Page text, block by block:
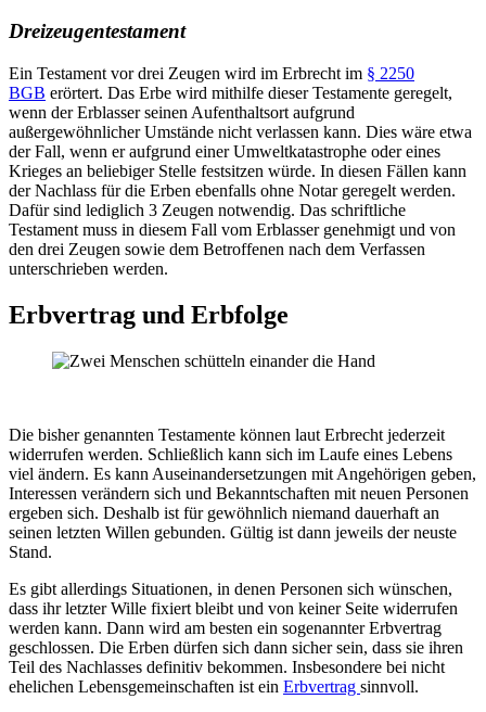
Dreizeugentestament
Ein Testament vor drei Zeugen wird im Erbrecht im § 2250
BGB erörtert. Das Erbe wird mithilfe dieser Testamente geregelt,
wenn der Erblasser seinen Aufenthaltsort aufgrund
außergewöhnlicher Umstände nicht verlassen kann. Dies wäre etwa
der Fall, wenn er aufgrund einer Umweltkatastrophe oder eines
Krieges an beliebiger Stelle festsitzen würde. In diesen Fällen kann
der Nachlass für die Erben ebenfalls ohne Notar geregelt werden.
Dafür sind lediglich 3 Zeugen notwendig. Das schriftliche
Testament muss in diesem Fall vom Erblasser genehmigt und von
den drei Zeugen sowie dem Betroffenen nach dem Verfassen
unterschrieben werden.
Erbvertrag und Erbfolge
Die bisher genannten Testamente können laut Erbrecht jederzeit
widerrufen werden. Schließlich kann sich im Laufe eines Lebens
viel ändern. Es kann Auseinandersetzungen mit Angehörigen geben,
Interessen verändern sich und Bekanntschaften mit neuen Personen
ergeben sich. Deshalb ist für gewöhnlich niemand dauerhaft an
seinen letzten Willen gebunden. Gültig ist dann jeweils der neuste
Stand.
Es gibt allerdings Situationen, in denen Personen sich wünschen,
dass ihr letzter Wille fixiert bleibt und von keiner Seite widerrufen
werden kann. Dann wird am besten ein sogenannter Erbvertrag
geschlossen. Die Erben dürfen sich dann sicher sein, dass sie ihren
Teil des Nachlasses definitiv bekommen. Insbesondere bei nicht
ehelichen Lebensgemeinschaften ist ein Erbvertrag sinnvoll.